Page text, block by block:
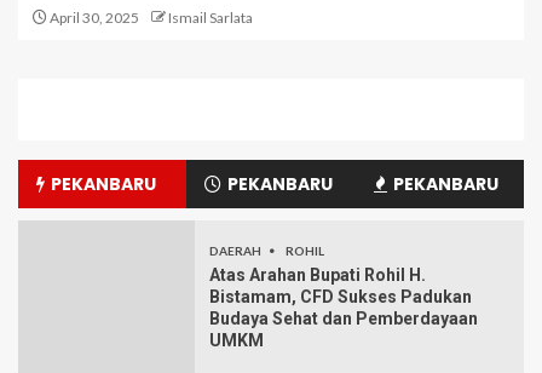
April 30, 2025 Ismail Sarlata
PEKANBARU PEKANBARU PEKANBARU
DAERAH ROHIL
Atas Arahan Bupati Rohil H.
Bistamam, CFD Sukses Padukan
Budaya Sehat dan Pemberdayaan
UMKM